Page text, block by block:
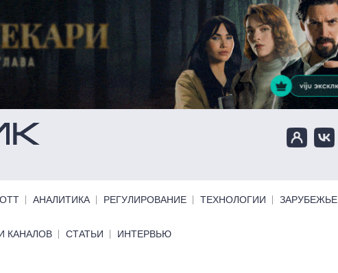
ОТТ АНАЛИТИКА РЕГУЛИРОВАНИЕ ТЕХНОЛОГИИ ЗАРУБЕЖЬЕ
КАНАЛОВ СТАТЬИ ИНТЕРВЬЮ